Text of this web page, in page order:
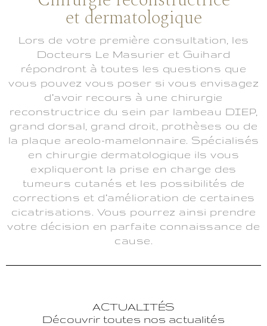
et dermatologique
Lors de votre première consultation, les
Docteurs Le Masurier et Guihard
répondront à toutes les questions que
vous pouvez vous poser si vous envisagez
d’avoir recours à une chirurgie
reconstructrice du sein par lambeau DIEP,
grand dorsal, grand droit, prothèses ou de
la plaque areolo-mamelonnaire. Spécialisés
en chirurgie dermatologique ils vous
expliqueront la prise en charge des
tumeurs cutanés et les possibilités de
corrections et d’amélioration de certaines
cicatrisations. Vous pourrez ainsi prendre
votre décision en parfaite connaissance de
cause.
ACTUALITÉS
Découvrir toutes nos actualités